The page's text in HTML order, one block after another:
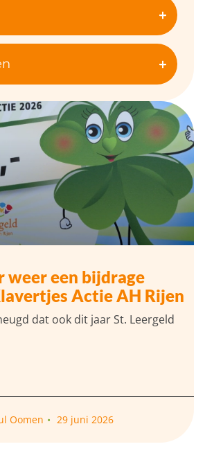
weer een bijdrage
Actie AH Rijen
dat ook dit jaar St. Leergeld
Oomen 29 juni 2026